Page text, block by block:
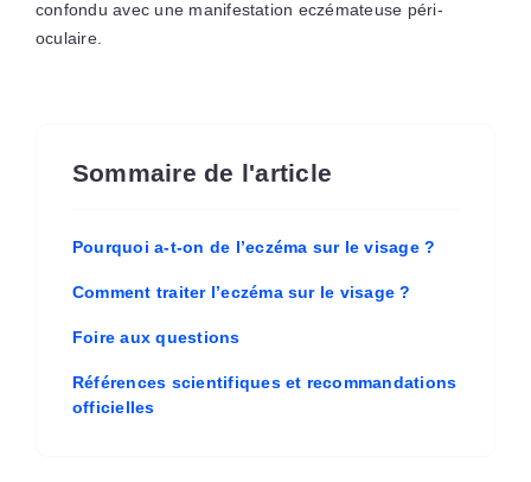
confondu avec une manifestation eczémateuse péri-
oculaire.
Sommaire de l'article
Pourquoi a-t-on de l’eczéma sur le visage ?
Comment traiter l’eczéma sur le visage ?
Foire aux questions
Références scientifiques et recommandations
officielles